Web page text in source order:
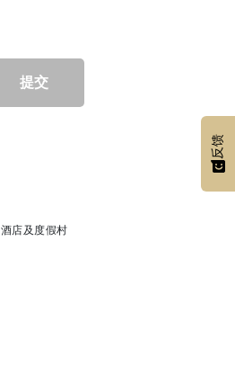
提交
酒店及度假村
反馈